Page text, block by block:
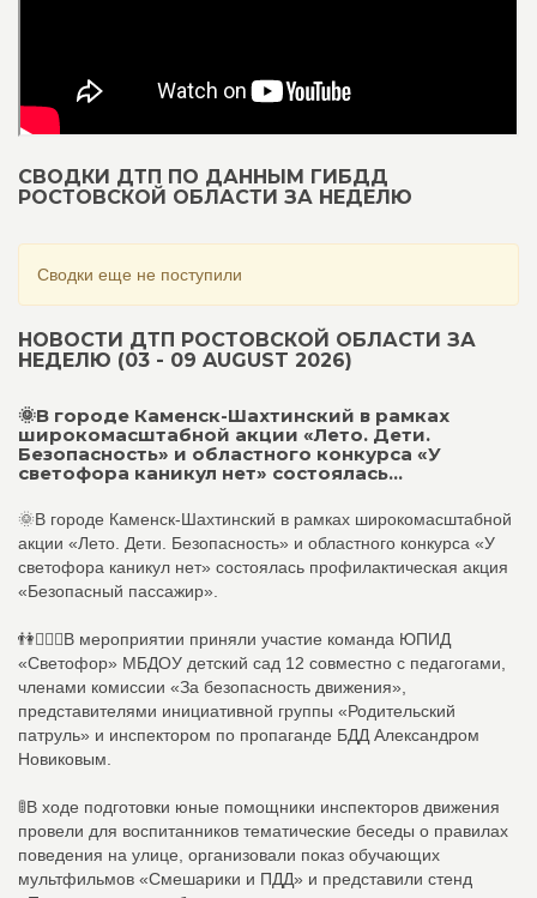
СВОДКИ ДТП ПО ДАННЫМ ГИБДД
РОСТОВСКОЙ ОБЛАСТИ ЗА НЕДЕЛЮ
Сводки еще не поступили
НОВОСТИ ДТП РОСТОВСКОЙ ОБЛАСТИ ЗА
НЕДЕЛЮ (03 - 09 AUGUST 2026)
🌞В городе Каменск-Шахтинский в рамках
широкомасштабной акции «Лето. Дети.
Безопасность» и областного конкурса «У
светофора каникул нет» состоялась...
🌞В городе Каменск-Шахтинский в рамках широкомасштабной
акции «Лето. Дети. Безопасность» и областного конкурса «У
светофора каникул нет» состоялась профилактическая акция
«Безопасный пассажир».
👫👮🏻‍♀️В мероприятии приняли участие команда ЮПИД
«Светофор» МБДОУ детский сад 12 совместно с педагогами,
членами комиссии «За безопасность движения»,
представителями инициативной группы «Родительский
патруль» и инспектором по пропаганде БДД Александром
Новиковым.
🚦В ходе подготовки юные помощники инспекторов движения
провели для воспитанников тематические беседы о правилах
поведения на улице, организовали показ обучающих
мультфильмов «Смешарики и ПДД» и представили стенд